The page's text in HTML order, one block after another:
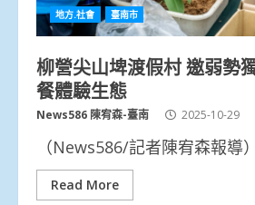
地方.社會 臺南市
柳營尖山埤渡假村 邀弱勢
餐體驗生態
News586 陳宥森-臺南 2025-10-29
（News586/記者陳宥森報導
Read More